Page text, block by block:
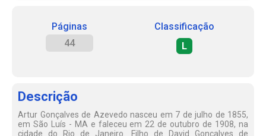
Páginas
44
Classificação
L
Descrição
Artur Gonçalves de Azevedo nasceu em 7 de julho de 1855,
em São Luís - MA e faleceu em 22 de outubro de 1908, na
cidade do Rio de Janeiro. Filho de David Gonçalves de